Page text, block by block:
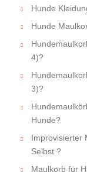
Hunde
Hunde
4)?
3)?
Hunde?
Improvisierter
Selbst ?
Maulkorb für